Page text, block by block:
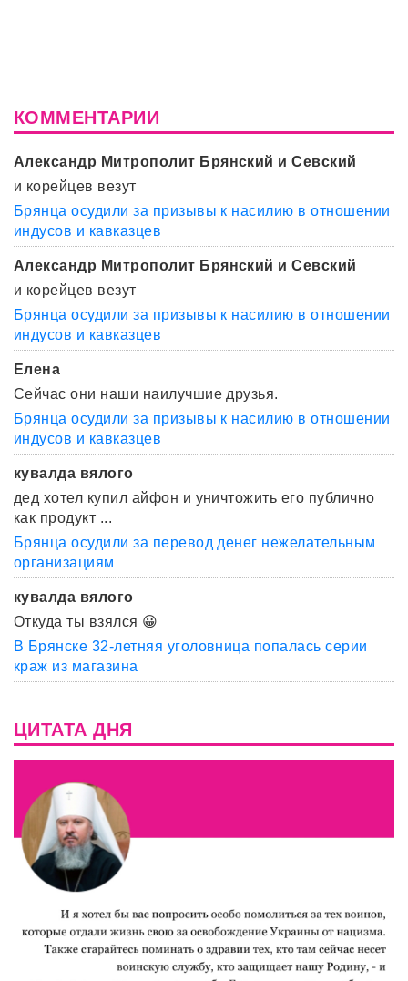
КОММЕНТАРИИ
Александр Митрополит Брянский и Севский
и корейцев везут
Брянца осудили за призывы к насилию в отношении
индусов и кавказцев
Александр Митрополит Брянский и Севский
и корейцев везут
Брянца осудили за призывы к насилию в отношении
индусов и кавказцев
Елена
Сейчас они наши наилучшие друзья.
Брянца осудили за призывы к насилию в отношении
индусов и кавказцев
кувалда вялого
дед хотел купил айфон и уничтожить его публично
как продукт ...
Брянца осудили за перевод денег нежелательным
организациям
кувалда вялого
Откуда ты взялся 😀
В Брянске 32-летняя уголовница попалась серии
краж из магазина
ЦИТАТА ДНЯ